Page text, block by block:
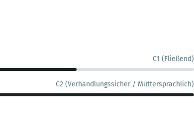
C1 (Fließend)
C2 (Verhandlungssicher / Muttersprachlich)